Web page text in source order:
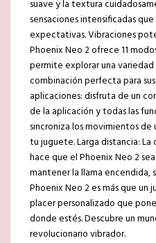
suave y la textura
sensaciones intensificadas
expectativas. Vibraciones
Phoenix Neo 2 ofrece 11
permite explorar una
combinación perfecta para
aplicaciones: disfruta de un
de la aplicación y todas las
sincroniza los movimientos
tu juguete. Larga distancia:
hace que el Phoenix Neo 2
mantener la llama encendida,
Phoenix Neo 2 es más que un
placer personalizado que
donde estés. Descubre un
revolucionario vibrador.